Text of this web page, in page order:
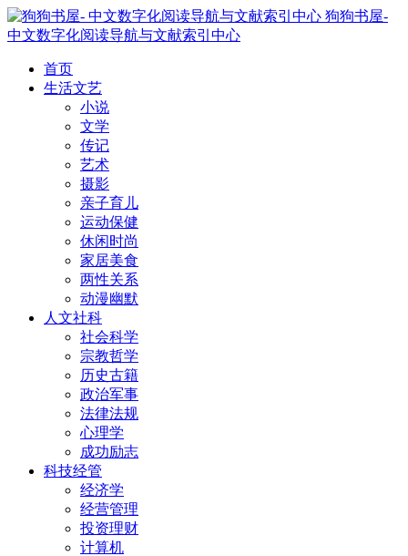
狗狗书屋-
中文数字化阅读导航与文献索引中心
首页
生活文艺
小说
文学
传记
艺术
摄影
亲子育儿
运动保健
休闲时尚
家居美食
两性关系
动漫幽默
人文社科
社会科学
宗教哲学
历史古籍
政治军事
法律法规
心理学
成功励志
科技经管
经济学
经营管理
投资理财
计算机